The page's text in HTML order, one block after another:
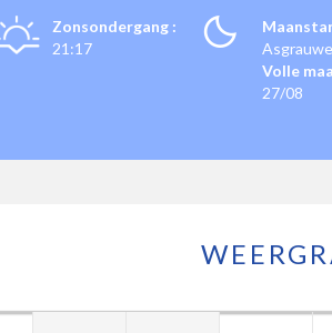
Zonsondergang :
21:17
Volle
27/08